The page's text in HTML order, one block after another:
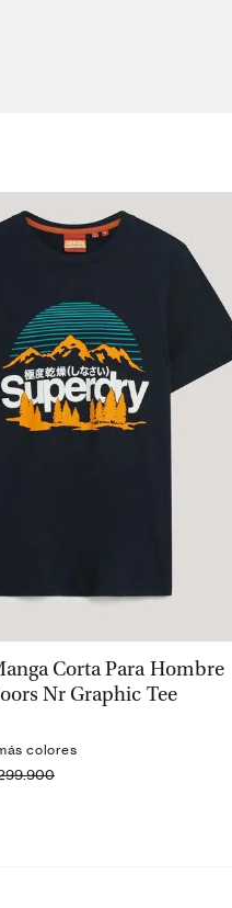
VISTA RÁPIDA
Corta Para Hombre
Nr Graphic Tee
colores